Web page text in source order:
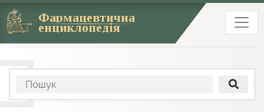
Фармацевтична
енциклопедія